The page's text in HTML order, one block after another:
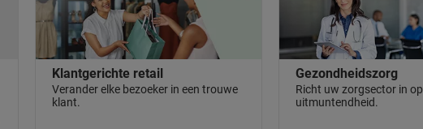
Klantgerichte retail
Verander elke bezoeker in een trouwe
klant.
Gezondheidszorg
Richt uw zorgsector in op
uitmuntendheid.